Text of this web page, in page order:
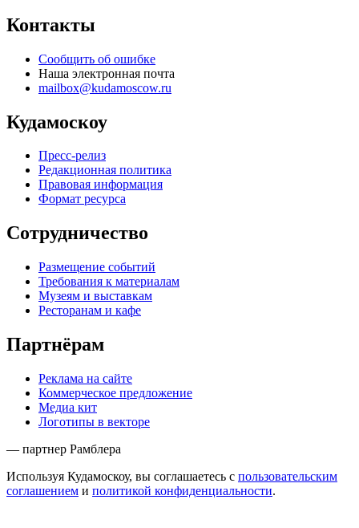
Контакты
Сообщить об ошибке
Наша электронная почта
mailbox@kudamoscow.ru
Кудамоскоу
Пресс-релиз
Редакционная политика
Правовая информация
Формат ресурса
Сотрудничество
Размещение событий
Требования к материалам
Музеям и выставкам
Ресторанам и кафе
Партнёрам
Реклама на сайте
Коммерческое предложение
Медиа кит
Логотипы в векторе
— партнер Рамблера
Используя Кудамоскоу, вы соглашаетесь с пользовательским
соглашением и политикой конфиденциальности.